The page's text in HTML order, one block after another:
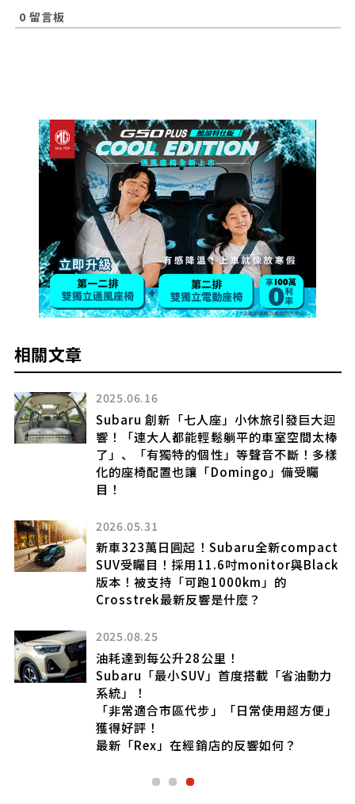
0 留言板
相關文章
2025.06.16
Subaru 創新「七人座」小休旅引發巨大迴
響！「連大人都能輕鬆躺平的車室空間太棒
了」、「有獨特的個性」等聲音不斷！多樣
化的座椅配置也讓「Domingo」備受矚
目！
2026.05.31
新車323萬日圓起！Subaru全新compact
SUV受矚目！採用11.6吋monitor與Black
版本！被支持「可跑1000km」的
Crosstrek最新反響是什麼？
2025.08.25
油耗達到每公升28公里！
Subaru「最小SUV」首度搭載「省油動力
系統」！
「非常適合市區代步」「日常使用超方便」
獲得好評！
最新「Rex」在經銷店的反響如何？